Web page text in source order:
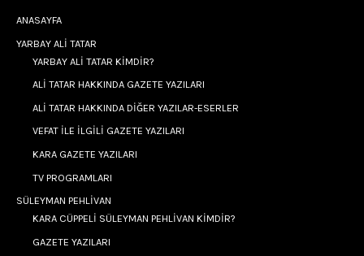
ANASAYFA
YARBAY ALİ TATAR
YARBAY ALİ TATAR KİMDİR?
ALİ TATAR HAKKINDA GAZETE YAZILARI
ALİ TATAR HAKKINDA DİĞER YAZILAR-ESERLER
VEFAT İLE İLGİLİ GAZETE YAZILARI
KARA GAZETE YAZILARI
TV PROGRAMLARI
SÜLEYMAN PEHLİVAN
KARA CÜPPELİ SÜLEYMAN PEHLİVAN KİMDİR?
GAZETE YAZILARI